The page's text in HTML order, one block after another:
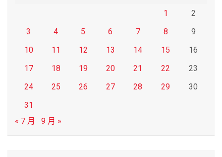
1
2
3
4 5 6 7 8
9
10
11 12 13 14 15
16
17
18 19 20 21 22
23
24
25 26 27 28 29
30
31
« 7 月
9 月 »